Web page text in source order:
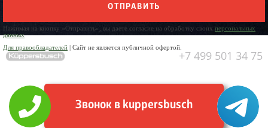
ОТПРАВИТЬ
Нажимая на кнопку «Отправить», вы даете согласие на обработку своих персональных
данных
Для правообладателей | Сайт не является публичной офертой.
+7 499 501 34 75
Звонок в kuppersbusch